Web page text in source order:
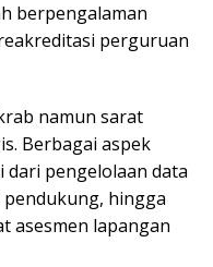
berpengalaman
perguruan
namun sarat
Berbagai aspek
dari pengelolaan data
hingga
asesmen lapangan